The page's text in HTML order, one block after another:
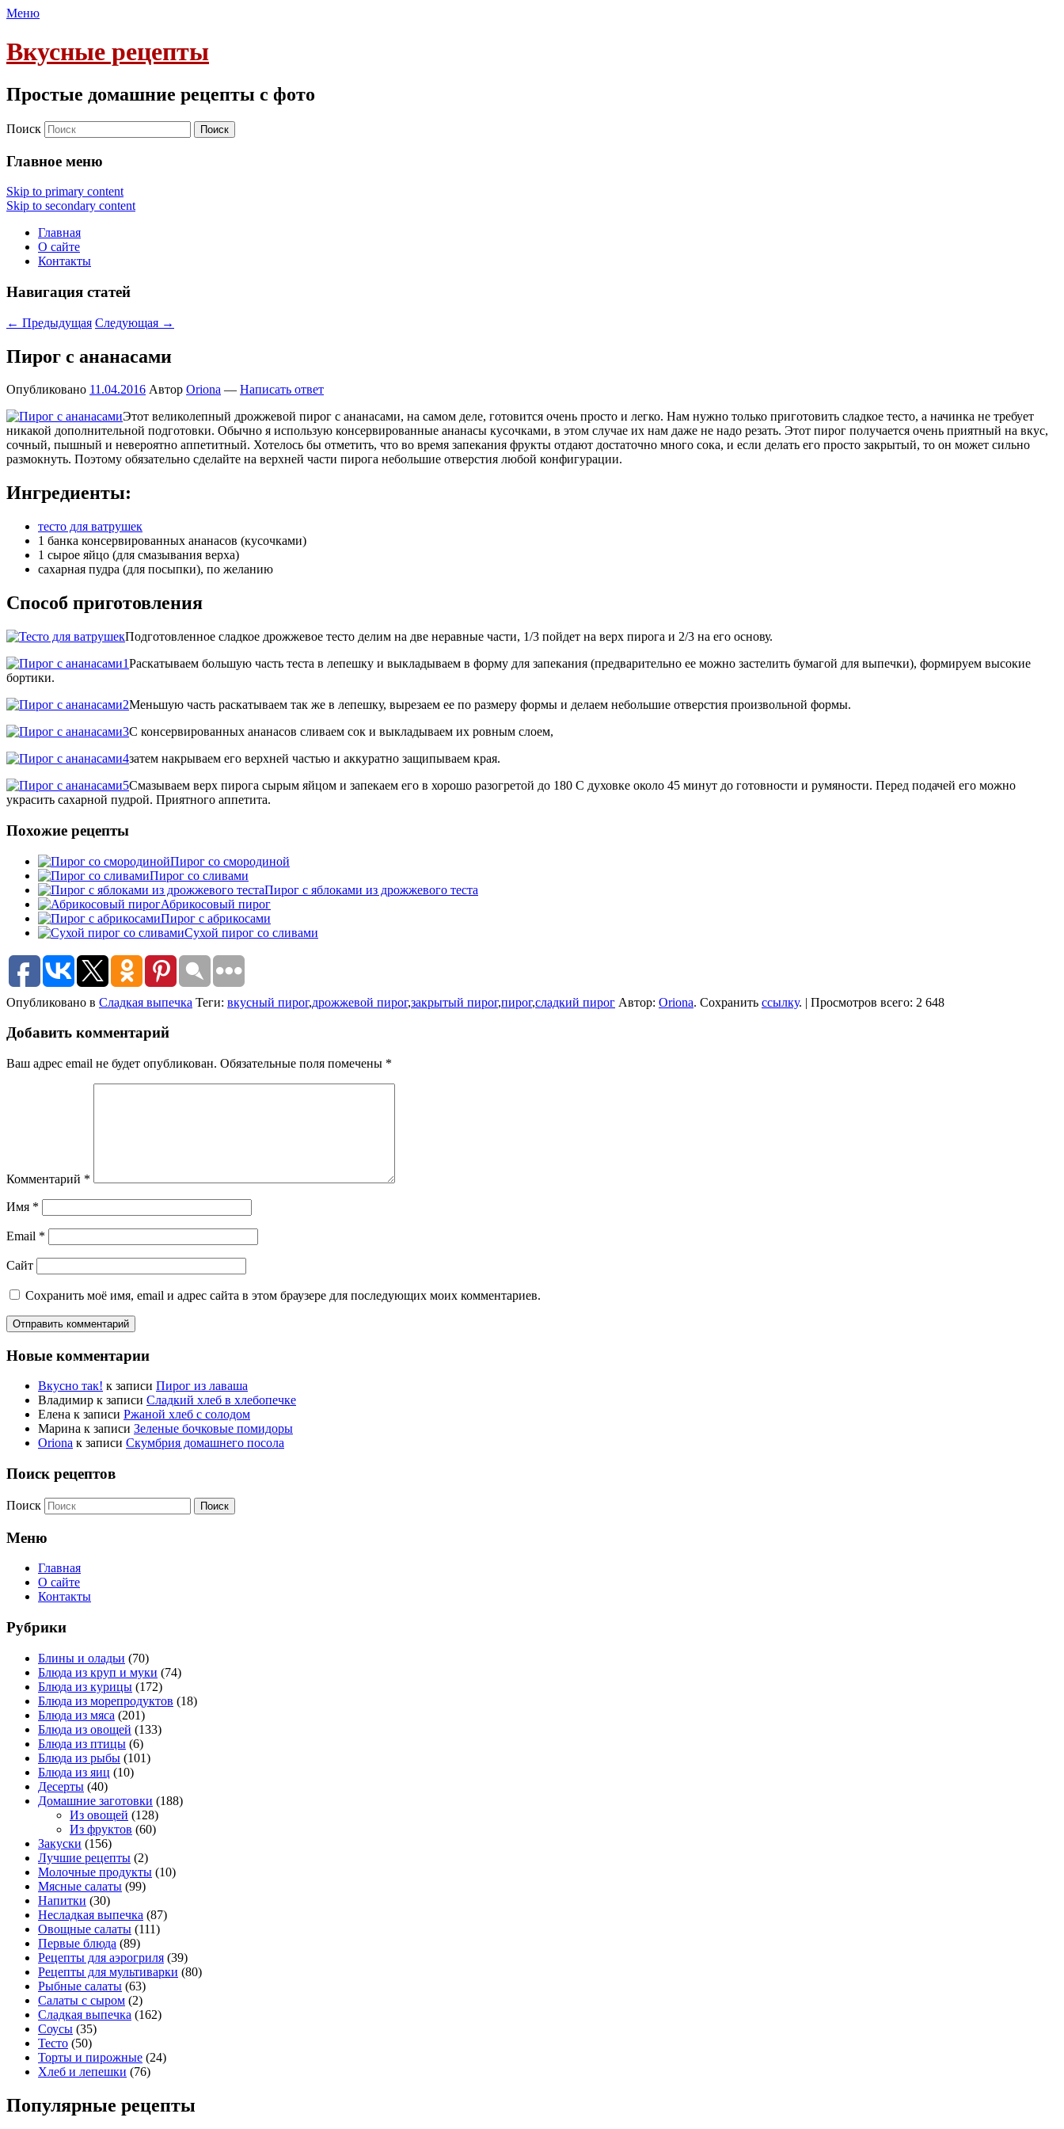
Меню
Вкусные рецепты
Простые домашние рецепты с фото
Поиск
Главное меню
Skip to primary content
Skip to secondary content
Главная
О сайте
Контакты
Навигация статей
← Предыдущая Следующая →
Пирог с ананасами
Опубликовано 11.04.2016 Автор Oriona — Написать ответ
Этот великолепный дрожжевой пирог с ананасами, на самом деле, готовится очень просто и легко. Нам нужно только приготовить сладкое тесто, а начинка не требует
никакой дополнительной подготовки. Обычно я использую консервированные ананасы кусочками, в этом случае их нам даже не надо резать. Этот пирог получается очень приятный на вкус,
сочный, пышный и невероятно аппетитный. Хотелось бы отметить, что во время запекания фрукты отдают достаточно много сока, и если делать его просто закрытый, то он может сильно
размокнуть. Поэтому обязательно сделайте на верхней части пирога небольшие отверстия любой конфигурации.
Ингредиенты:
тесто для ватрушек
1 банка консервированных ананасов (кусочками)
1 сырое яйцо (для смазывания верха)
сахарная пудра (для посыпки), по желанию
Способ приготовления
Подготовленное сладкое дрожжевое тесто делим на две неравные части, 1/3 пойдет на верх пирога и 2/3 на его основу.
Раскатываем большую часть теста в лепешку и выкладываем в форму для запекания (предварительно ее можно застелить бумагой для выпечки), формируем высокие
бортики.
Меньшую часть раскатываем так же в лепешку, вырезаем ее по размеру формы и делаем небольшие отверстия произвольной формы.
С консервированных ананасов сливаем сок и выкладываем их ровным слоем,
затем накрываем его верхней частью и аккуратно защипываем края.
Смазываем верх пирога сырым яйцом и запекаем его в хорошо разогретой до 180 С духовке около 45 минут до готовности и румяности. Перед подачей его можно
украсить сахарной пудрой. Приятного аппетита.
Похожие рецепты
Пирог со смородиной
Пирог со сливами
Пирог с яблоками из дрожжевого теста
Абрикосовый пирог
Пирог с абрикосами
Сухой пирог со сливами
Опубликовано в Сладкая выпечка Теги: вкусный пирог,дрожжевой пирог,закрытый пирог,пирог,сладкий пирог Автор: Oriona. Сохранить ссылку. | Просмотров всего: 2 648
Добавить комментарий
Ваш адрес email не будет опубликован. Обязательные поля помечены *
Комментарий *
Имя *
Email *
Сайт
Сохранить моё имя, email и адрес сайта в этом браузере для последующих моих комментариев.
Новые комментарии
Вкусно так! к записи Пирог из лаваша
Владимир к записи Сладкий хлеб в хлебопечке
Елена к записи Ржаной хлеб с солодом
Марина к записи Зеленые бочковые помидоры
Oriona к записи Скумбрия домашнего посола
Поиск рецептов
Поиск
Меню
Главная
О сайте
Контакты
Рубрики
Блины и оладьи (70)
Блюда из круп и муки (74)
Блюда из курицы (172)
Блюда из морепродуктов (18)
Блюда из мяса (201)
Блюда из овощей (133)
Блюда из птицы (6)
Блюда из рыбы (101)
Блюда из яиц (10)
Десерты (40)
Домашние заготовки (188)
Из овощей (128)
Из фруктов (60)
Закуски (156)
Лучшие рецепты (2)
Молочные продукты (10)
Мясные салаты (99)
Напитки (30)
Несладкая выпечка (87)
Овощные салаты (111)
Первые блюда (89)
Рецепты для аэрогриля (39)
Рецепты для мультиварки (80)
Рыбные салаты (63)
Салаты с сыром (2)
Сладкая выпечка (162)
Соусы (35)
Тесто (50)
Торты и пирожные (24)
Хлеб и лепешки (76)
Популярные рецепты